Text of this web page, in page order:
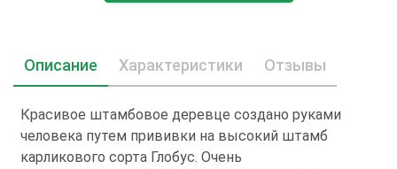
Описание Характеристики Отзывы
Красивое штамбовое деревце создано руками
человека путем прививки на высокий штамб
карликового сорта Глобус. Очень